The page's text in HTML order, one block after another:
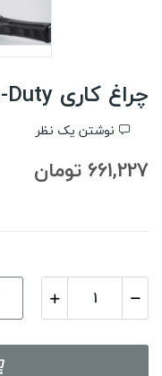
چراغ کاری Heave-Duty مدل ZJ-8859
نوشتن یک نظر
661,227 تومان